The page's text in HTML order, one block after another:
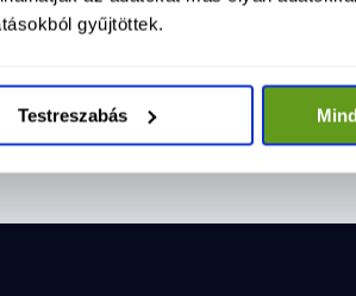
gyűjtöttek.
Testreszabás
elindul a
jelentette be a
lépéseit:
vagyonvisszaszerzést és a
A
válik
évek